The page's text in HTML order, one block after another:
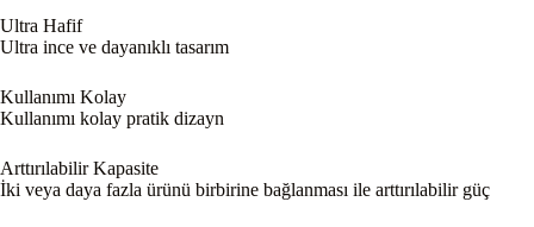
Ultra Hafif
Ultra ince ve dayanıklı tasarım
Kullanımı Kolay
Kullanımı kolay pratik dizayn
Arttırılabilir Kapasite
İki veya daya fazla ürünü birbirine bağlanması ile arttırılabilir güç